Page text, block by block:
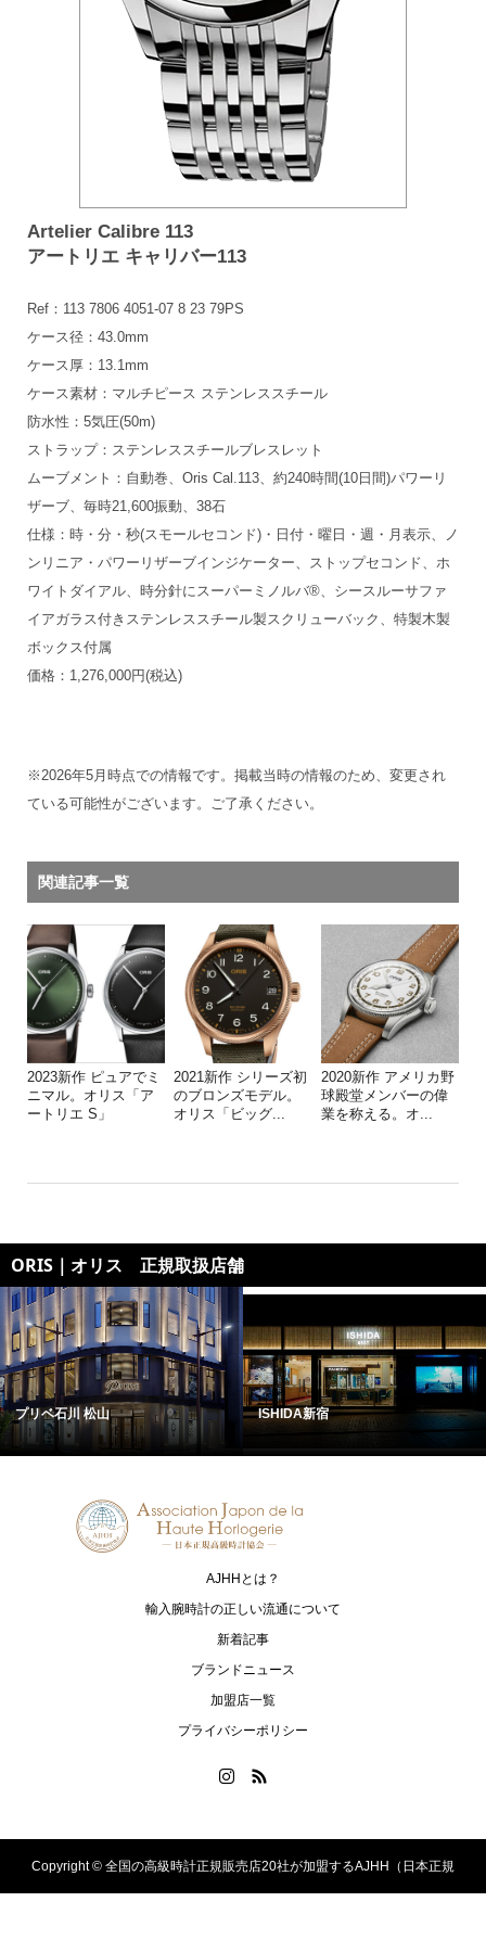
Artelier Calibre 113
アートリエ キャリバー113
Ref：113 7806 4051-07 8 23 79PS
ケース径：43.0mm
ケース厚：13.1mm
ケース素材：マルチピース ステンレススチール
防水性：5気圧(50m)
ストラップ：ステンレススチールブレスレット
ムーブメント：自動巻、Oris Cal.113、約240時間(10日間)パワーリ
ザーブ、毎時21,600振動、38石
仕様：時・分・秒(スモールセコンド)・日付・曜日・週・月表示、ノ
ンリニア・パワーリザーブインジケーター、ストップセコンド、ホ
ワイトダイアル、時分針にスーパーミノルバ®、シースルーサファ
イアガラス付きステンレススチール製スクリューバック、特製木製
ボックス付属
価格：1,276,000円(税込)
※2026年5月時点での情報です。掲載当時の情報のため、変更され
ている可能性がございます。ご了承ください。
関連記事一覧
2023新作 ピュアでミ
ニマル。オリス「ア
ートリエ S」
2021新作 シリーズ初
のブロンズモデル。
オリス「ビッグ...
2020新作 アメリカ野
球殿堂メンバーの偉
業を称える。オ...
ORIS｜オリス 正規取扱店舗
プリベ石川 松山 ISHIDA新宿
AJHHとは？
輸入腕時計の正しい流通について
新着記事
ブランドニュース
加盟店一覧
プライバシーポリシー
Copyright © 全国の高級時計正規販売店20社が加盟するAJHH（日本正規